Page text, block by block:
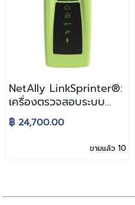
NetAlly LinkSprinter®:
เครื่องตรวจสอบระบบ
เน็ตเวิร์คใช้สาย
฿ 24,700.00
ขายแล้ว 10